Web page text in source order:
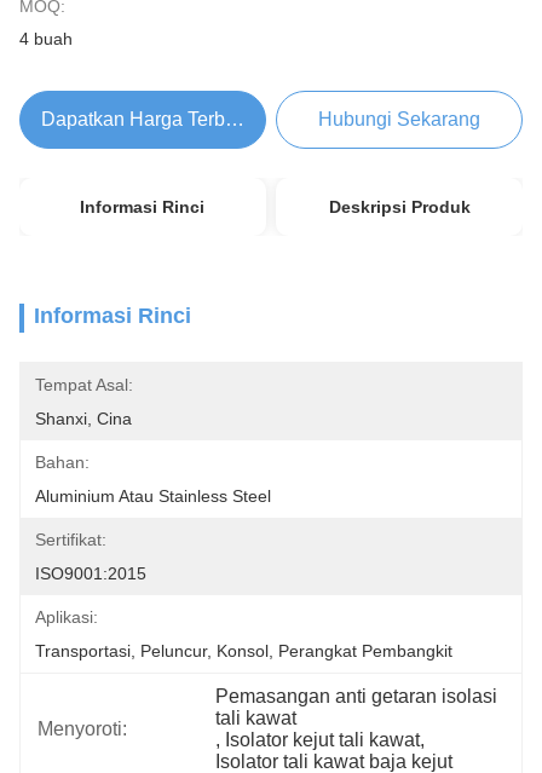
MOQ:
4 buah
Dapatkan Harga Terbaik Hubungi Sekarang
Informasi Rinci Deskripsi Produk
Informasi Rinci
Tempat Asal:
Shanxi, Cina
Bahan:
Aluminium Atau Stainless Steel
Sertifikat:
ISO9001:2015
Aplikasi:
Transportasi, Peluncur, Konsol, Perangkat Pembangkit
Menyoroti:
Pemasangan anti getaran isolasi
tali kawat
, Isolator kejut tali kawat,
Isolator tali kawat baja kejut